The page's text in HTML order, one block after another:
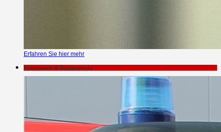
Erfahren Sie hier mehr
Impressum & Datenschutz